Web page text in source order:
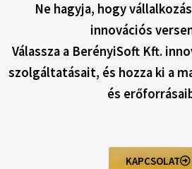
Ne hagyja, hogy
innovációs
Válassza a BerényiSoft Kft.
szolgáltatásait, és hozza ki a
és
KAPCSOLAT